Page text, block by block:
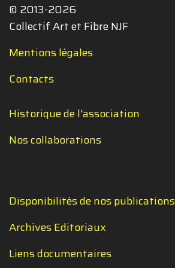
© 2013-2026
Collectif Art et Fibre NJF
Mentions légales
Contacts
Historique de l'association
Nos collaborations
Disponibilités de nos publications
Archives Editoriaux
Liens documentaires